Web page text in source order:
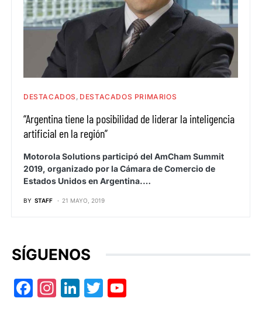
DESTACADOS DESTACADOS PRIMARIOS
“Argentina tiene la posibilidad de liderar la inteligencia
artificial en la región”
Motorola Solutions participó del AmCham Summit
2019, organizado por la Cámara de Comercio de
Estados Unidos en Argentina.…
BY STAFF 21 MAYO, 2019
SÍGUENOS
Facebook
Instagram
LinkedIn
Twitter